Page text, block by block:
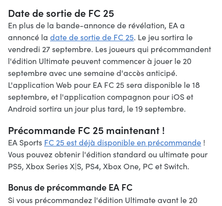
Date de sortie de FC 25
En plus de la bande-annonce de révélation, EA a
annoncé la date de sortie de FC 25. Le jeu sortira le
vendredi 27 septembre. Les joueurs qui précommandent
l'édition Ultimate peuvent commencer à jouer le 20
septembre avec une semaine d'accès anticipé.
L'application Web pour EA FC 25 sera disponible le 18
septembre, et l'application compagnon pour iOS et
Android sortira un jour plus tard, le 19 septembre.
Précommande FC 25 maintenant !
EA Sports FC 25 est déjà disponible en précommande !
Vous pouvez obtenir l'édition standard ou ultimate pour
PS5, Xbox Series X|S, PS4, Xbox One, PC et Switch.
Bonus de précommande EA FC
Si vous précommandez l'édition Ultimate avant le 20